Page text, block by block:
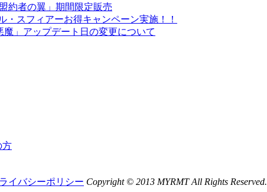
約者の翼」期間限定販売
スフィアーお得キャンペーン実施！！
魔」アップデート日の変更について
方
イバシーポリシー Copyright © 2013 MYRMT All Rights Reserved.